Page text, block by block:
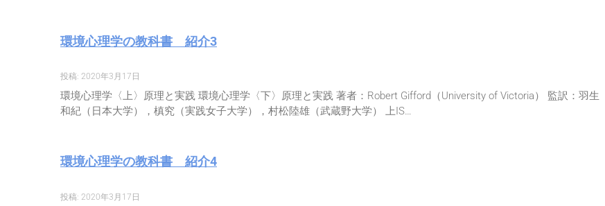
環境心理学の教科書 紹介3
投稿: 2020年3月17日
環境心理学〈上〉原理と実践 環境心理学〈下〉原理と実践 著者：Robert Gifford（University of Victoria） 監訳：羽生
和紀（日本大学），槙究（実践女子大学），村松陸雄（武蔵野大学） 上IS…
環境心理学の教科書 紹介4
投稿: 2020年3月17日